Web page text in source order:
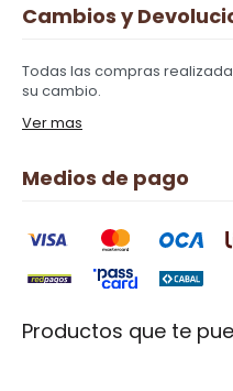
Cambios y
Todas las compras
su cambio.
Ver mas
Medios de pago
Productos que te